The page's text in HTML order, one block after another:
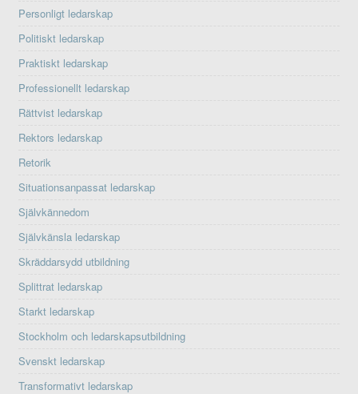
Personligt ledarskap
Politiskt ledarskap
Praktiskt ledarskap
Professionellt ledarskap
Rättvist ledarskap
Rektors ledarskap
Retorik
Situationsanpassat ledarskap
Självkännedom
Självkänsla ledarskap
Skräddarsydd utbildning
Splittrat ledarskap
Starkt ledarskap
Stockholm och ledarskapsutbildning
Svenskt ledarskap
Transformativt ledarskap